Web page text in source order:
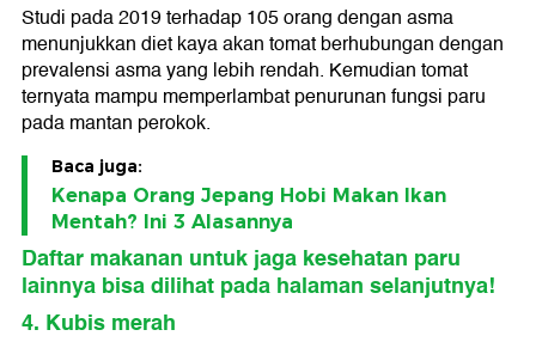
Studi pada 2019 terhadap 105 orang dengan asma
menunjukkan diet kaya akan tomat berhubungan dengan
prevalensi asma yang lebih rendah. Kemudian tomat
ternyata mampu memperlambat penurunan fungsi paru
pada mantan perokok.
Baca juga:
Kenapa Orang Jepang Hobi Makan Ikan
Mentah? Ini 3 Alasannya
Daftar makanan untuk jaga kesehatan paru
lainnya bisa dilihat pada halaman selanjutnya!
4. Kubis merah